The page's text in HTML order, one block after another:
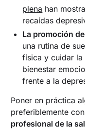
plena han
recaídas
La promoción
una rutina de
física y cuidar la
bienestar
frente a la
Poner en práctica
preferiblemente
profesional de la